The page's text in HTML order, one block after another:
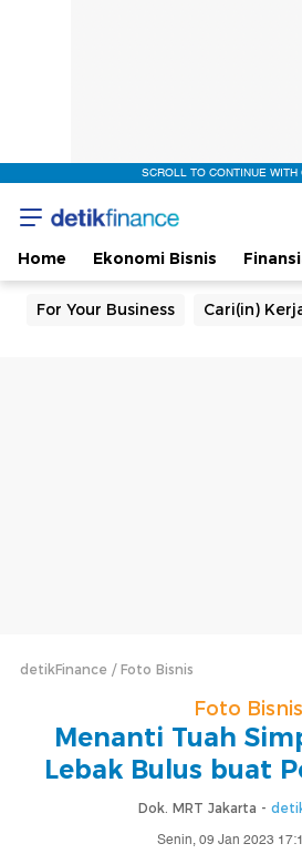
SCROLL TO CONTINUE WITH
Home Ekonomi Bisnis
For Your Business Cari(in)
detikFinance Foto Bisnis
Foto Bisnis
Menanti Tuah
Lebak Bulus buat
Dok. MRT Jakarta -
Senin, 09 Jan 2023